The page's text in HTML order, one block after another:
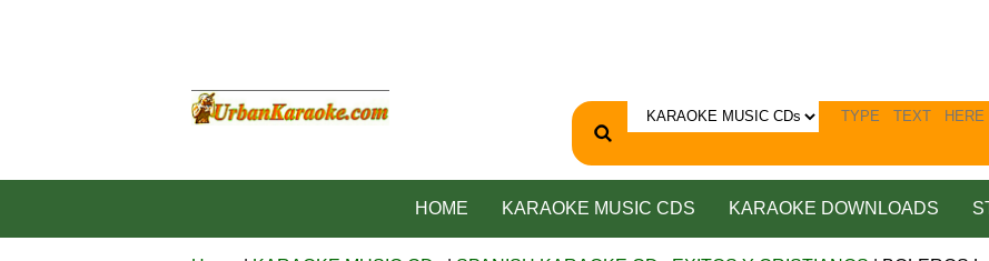
HOME KARAOKE MUSIC CDS KARAOKE DOWNLOADS